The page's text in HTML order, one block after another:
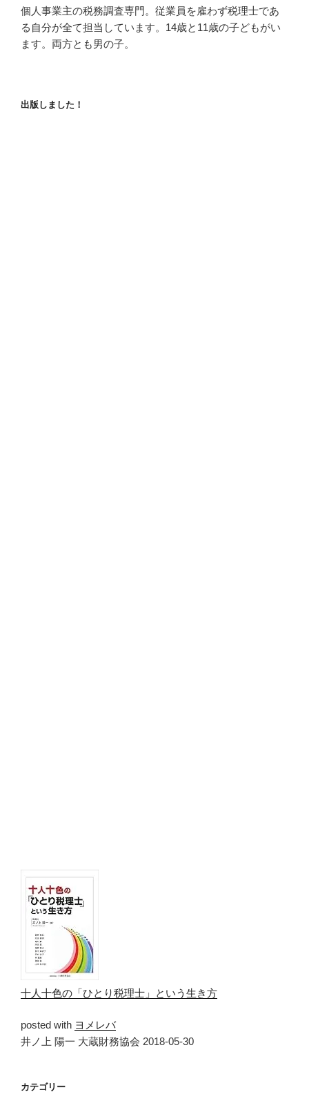
個人事業主の税務調査専門。従業員を雇わず税理士であ
る自分が全て担当しています。14歳と11歳の子どもがい
ます。両方とも男の子。
出版しました！
十人十色の「ひとり税理士」という生き方
posted with ヨメレバ
井ノ上 陽一 大蔵財務協会 2018-05-30
カテゴリー